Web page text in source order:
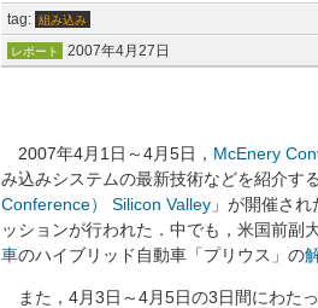
tag: 組み込み
レポート 2007年4月27日
2007年4月1日～4月5日， McEnery
み込みシステムの最新技術などを紹介す
Conference） Silicon Valley 」が開催され
ッションが行われた．中でも，米国前副
車のハイブリッド自動車「プリウス」の
また，4月3日～4月5日の3日間にわた